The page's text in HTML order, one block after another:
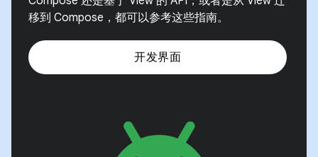
移到 Compose，都可以参考这些指南。
开发界面